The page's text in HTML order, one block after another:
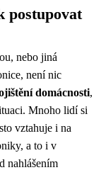
postupovat
nebo jiná
není nic
domácnosti,
Mnoho lidí si
vztahuje i na
a to i v
nahlášením